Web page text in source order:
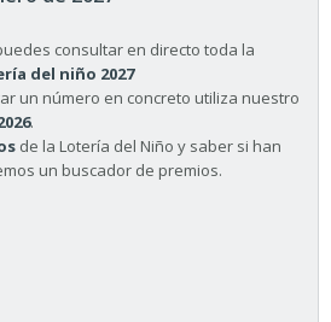
consultar en directo toda la
del niño 2027
un número en concreto utiliza nuestro
.
de la Lotería del Niño y saber si han
un buscador de premios.